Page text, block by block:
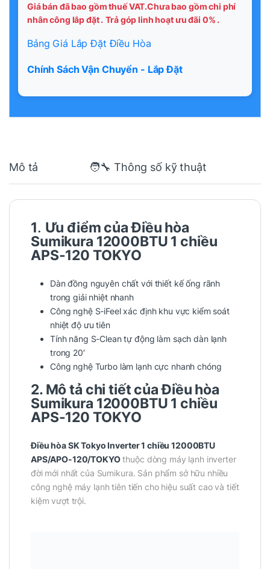
Giá bán đã bao gồm thuế VAT.Chưa bao gồm chi phí
nhân công lắp đặt . Trả góp linh hoạt ưu đãi 0% .
Bảng Giá Lắp Đặt Điều Hòa
Chính Sách Vận Chuyển - Lắp Đặt
Mô tả 🧑‍🔧 Thông số kỹ thuật
1. Ưu điểm củaĐiều hòa
Sumikura 12000BTU 1 chiều
APS-120 TOKYO
Dàn đồng nguyên chất với thiết kế ống rãnh
trong giải nhiệt nhanh
Công nghệ S-iFeel xác định khu vực kiểm soát
nhiệt độ ưu tiên
Tính năng S-Clean tự động làm sạch dàn lạnh
trong 20′
Công nghệ Turbo làm lạnh cực nhanh chóng
2. Mô tả chi tiết của Điều hòa
Sumikura 12000BTU 1 chiều
APS-120 TOKYO
Điều hòa SK Tokyo Inverter 1 chiều 12000BTU
APS/APO-120/TOKYOthuộc dòng máy lạnh inverter
đời mới nhất của Sumikura. Sản phẩm sở hữu nhiều
công nghệ máy lạnh tiên tiến cho hiệu suất cao và tiết
kiệm vượt trội.